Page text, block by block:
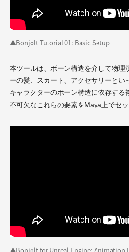
▲Bonjolt Tutorial 01: Basic Setup
本ツールは、ボーン構造を介して物理
ーの髪、スカート、アクセサリーとい
キャラクターのボーン構造に依存する
不可欠なこれらの要素をMaya上でセッ
▲Bonjolt for Unreal Engine: Animation